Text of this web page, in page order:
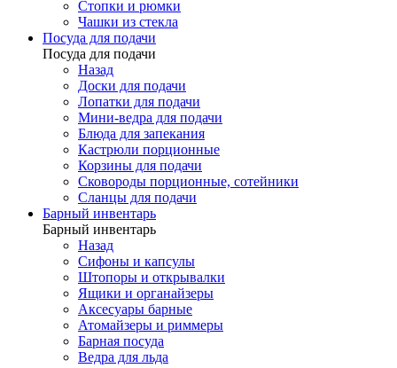
Стопки и рюмки
Чашки из стекла
Посуда для подачи
Посуда для подачи
Назад
Доски для подачи
Лопатки для подачи
Мини-ведра для подачи
Блюда для запекания
Кастрюли порционные
Корзины для подачи
Сковороды порционные, сотейники
Сланцы для подачи
Барный инвентарь
Барный инвентарь
Назад
Сифоны и капсулы
Штопоры и открывалки
Ящики и органайзеры
Аксесуары барные
Атомайзеры и риммеры
Барная посуда
Ведра для льда